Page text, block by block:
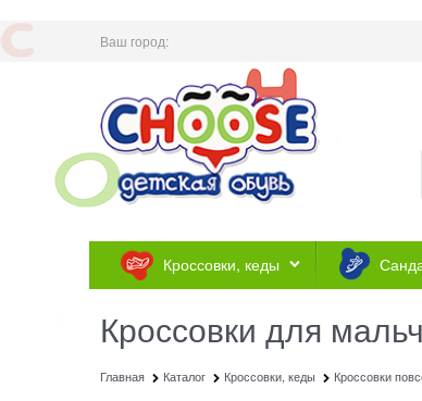
Ваш город:
Кроссовки, кеды
Кроссовки для
Главная Каталог Кроссовки, кеды Кроссовки